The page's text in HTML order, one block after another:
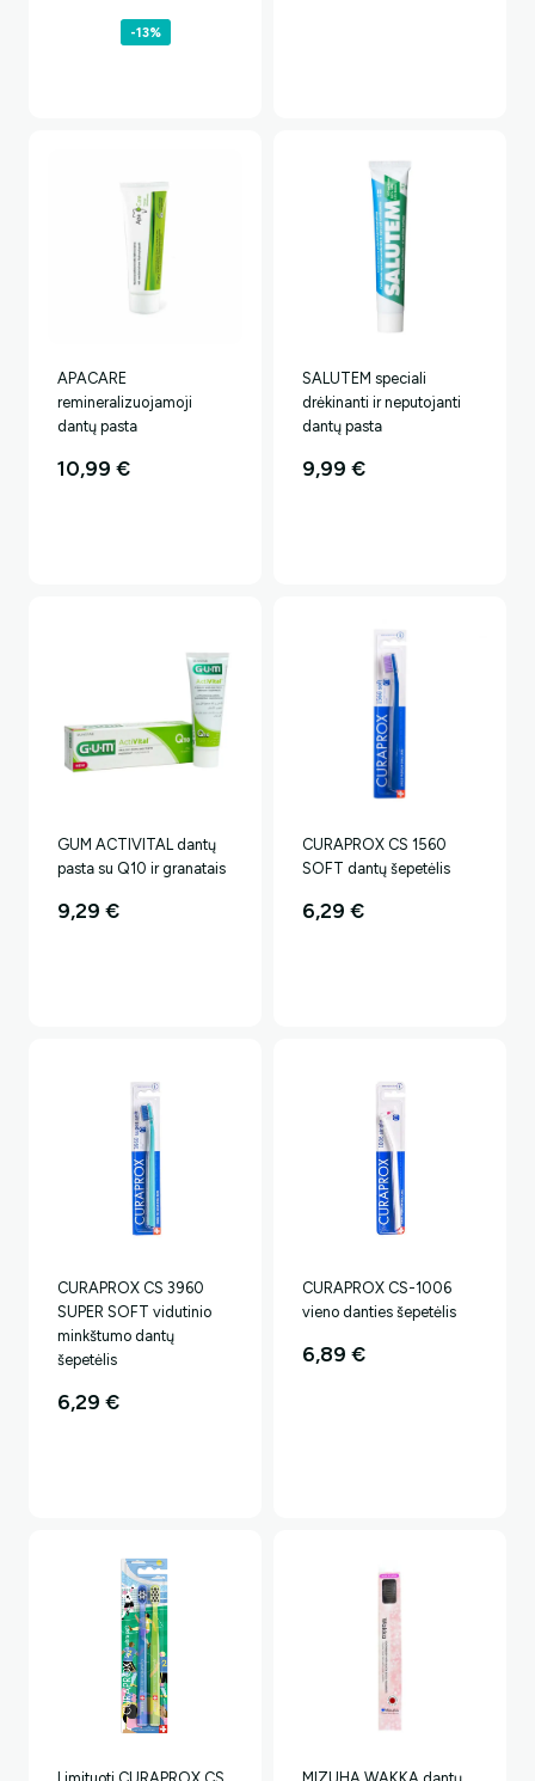
price
was:
-13%
APACARE
remineralizuojamoji
dantų pasta
10,99€
SALUTEM speciali
drėkinanti ir neputojanti
dantų pasta
9,99€
GUM ACTIVITAL dantų
pasta su Q10 ir granatais
9,29€
CURAPROX CS 1560
SOFT dantų šepetėlis
6,29€
CURAPROX CS 3960
SUPER SOFT vidutinio
minkštumo dantų
šepetėlis
6,29€
CURAPROX CS-1006
vieno danties šepetėlis
6,89€
Ne, ačiū.. Mokėsiu pilną kainą.